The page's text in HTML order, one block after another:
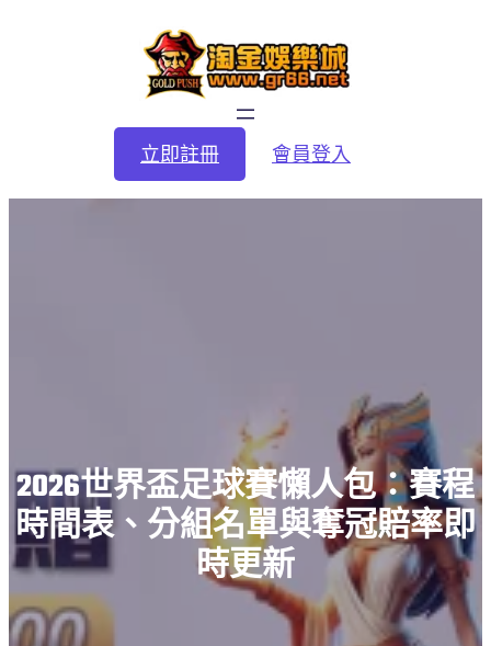
立即註冊 會員登入
2026世界盃足球賽懶人包：賽程
時間表、分組名單與奪冠賠率即
時更新